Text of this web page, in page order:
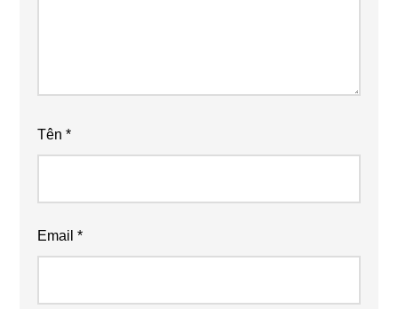
Tên*
Email*